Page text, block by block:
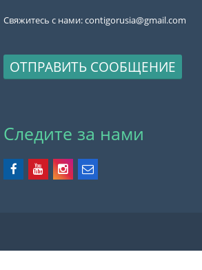
Свяжитесь с нами:contigorusia@gmail.com
ОТПРАВИТЬ СООБЩЕНИЕ
Следите за нами